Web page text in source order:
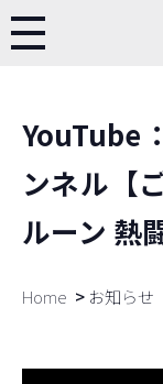
YouTube
ンネル【
ルーン 熱
Home お知らせ